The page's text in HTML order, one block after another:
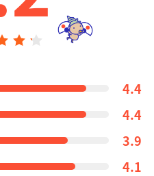
4.4
4.4
3.9
4.1